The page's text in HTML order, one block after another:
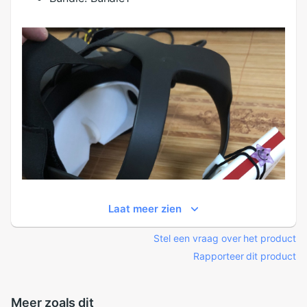
Laat meer zien
Stel een vraag over het product
Rapporteer dit product
Meer zoals dit